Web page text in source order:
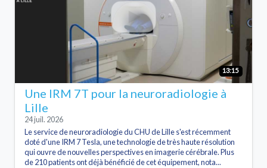
13:15
Une IRM 7T pour la neuroradiologie à
Lille
24 juil. 2026
Le service de neuroradiologie du CHU de Lille s'est récemment
doté d'une IRM 7 Tesla, une technologie de très haute résolution
qui ouvre de nouvelles perspectives en imagerie cérébrale. Plus
de 210 patients ont déjà bénéficié de cet équipement, nota...